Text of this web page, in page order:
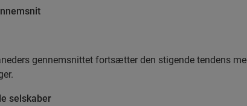
gennemsnittet fortsætter den stigende tendens
selskaber